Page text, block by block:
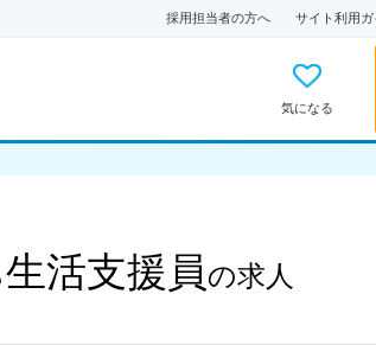
採用担当者の方へ サイト利用ガ
気になる
生活支援員 の求人